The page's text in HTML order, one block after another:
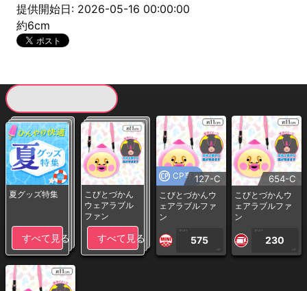
提供開始日: 2026-05-16 00:00:00
約6cm
夏グッズ特集
すべて見る
こびとづかん
ウェアラブル
ファン
すべて見る
CP専用127-C
こびとづかんウ
ェアラブルファ
ン
1PLAY
575
CP
654-C
こびとづかんウ
ェアラブルファ
ン
1PLAY
230
CP